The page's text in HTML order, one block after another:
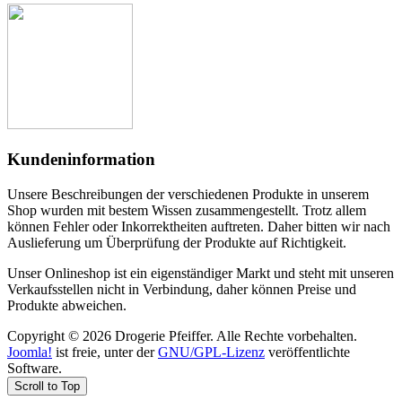
Kundeninformation
Unsere Beschreibungen der verschiedenen Produkte in unserem
Shop wurden mit bestem Wissen zusammengestellt. Trotz allem
können Fehler oder Inkorrektheiten auftreten. Daher bitten wir nach
Auslieferung um Überprüfung der Produkte auf Richtigkeit.
Unser Onlineshop ist ein eigenständiger Markt und steht mit unseren
Verkaufsstellen nicht in Verbindung, daher können Preise und
Produkte abweichen.
Copyright © 2026 Drogerie Pfeiffer. Alle Rechte vorbehalten.
Joomla! ist freie, unter derGNU/GPL-Lizenz veröffentlichte
Software.
Scroll to Top